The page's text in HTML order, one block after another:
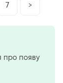
7 >
про появу